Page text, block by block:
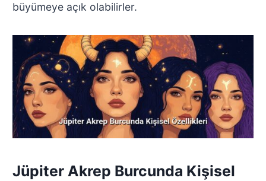
büyümeye açık olabilirler.
Jüpiter Akrep Burcunda Kişisel